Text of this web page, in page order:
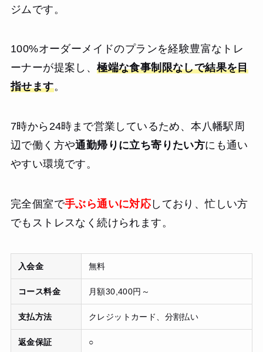
ジムです。
100%オーダーメイドのプランを経験豊富なトレ
ーナーが提案し、極端な食事制限なしで結果を目
指せます。
7時から24時まで営業しているため、本八幡駅周
辺で働く方や通勤帰りに立ち寄りたい方にも通い
やすい環境です。
完全個室で手ぶら通いに対応しており、忙しい方
でもストレスなく続けられます。
入会金 無料
コース料金 月額30,400円～
支払方法 クレジットカード、分割払い
返金保証 ○